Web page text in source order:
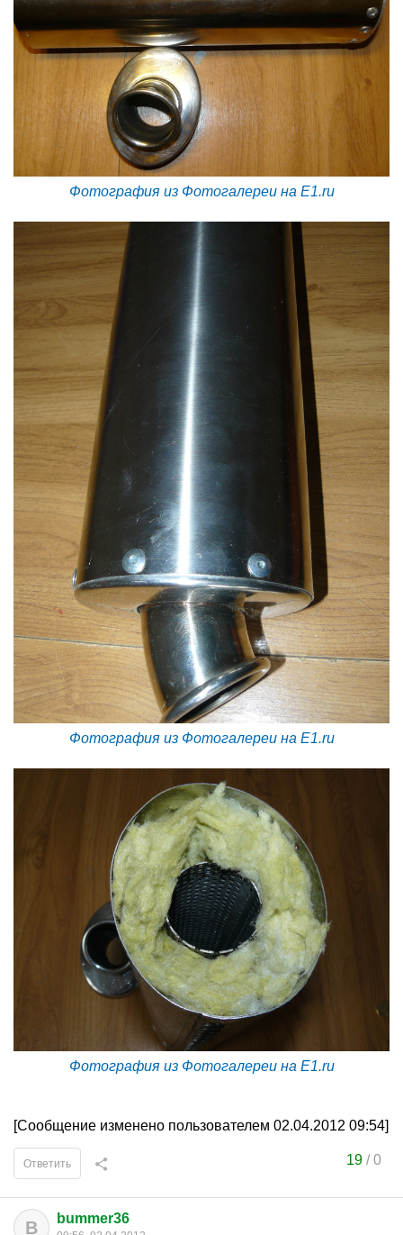
Фотография из Фотогалереи на E1.ru
Фотография из Фотогалереи на E1.ru
Фотография из Фотогалереи на E1.ru
[Сообщение изменено пользователем 02.04.2012 09:54]
19 /0
Ответить
B bummer36